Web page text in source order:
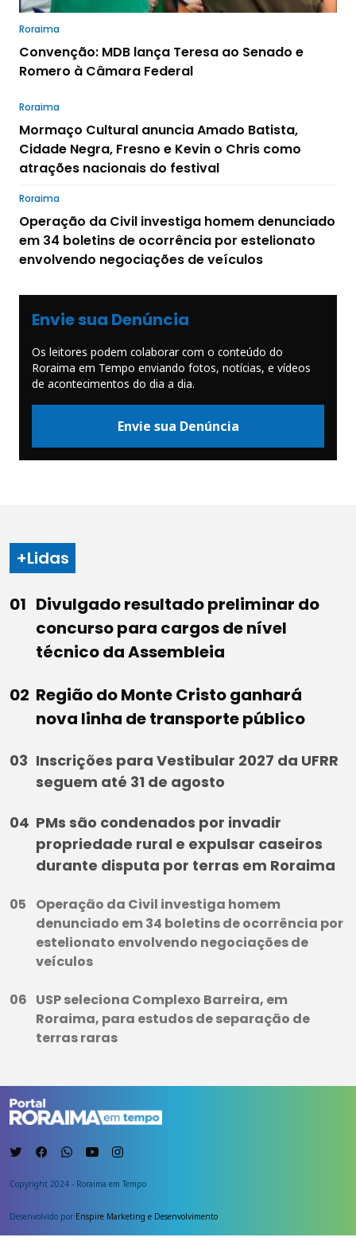
Roraima
Convenção: MDB lança Teresa ao Senado e
Romero à Câmara Federal
Roraima
Mormaço Cultural anuncia Amado Batista,
Cidade Negra, Fresno e Kevin o Chris como
atrações nacionais do festival
Roraima
Operação da Civil investiga homem denunciado
em 34 boletins de ocorrência por estelionato
envolvendo negociações de veículos
Envie sua Denúncia
Os leitores podem colaborar com o conteúdo do
Roraima em Tempo enviando fotos, notícias, e vídeos
de acontecimentos do dia a dia.
Envie sua Denúncia
+Lidas
Divulgado resultado preliminar do
concurso para cargos de nível
técnico da Assembleia
Região do Monte Cristo ganhará
nova linha de transporte público
Inscrições para Vestibular 2027 da UFRR
seguem até 31 de agosto
PMs são condenados por invadir
propriedade rural e expulsar caseiros
durante disputa por terras em Roraima
Operação da Civil investiga homem
denunciado em 34 boletins de ocorrência por
estelionato envolvendo negociações de
veículos
USP seleciona Complexo Barreira, em
Roraima, para estudos de separação de
terras raras
Copyright 2024 - Roraima em Tempo
Desenvolvido por Enspire Marketing e Desenvolvimento